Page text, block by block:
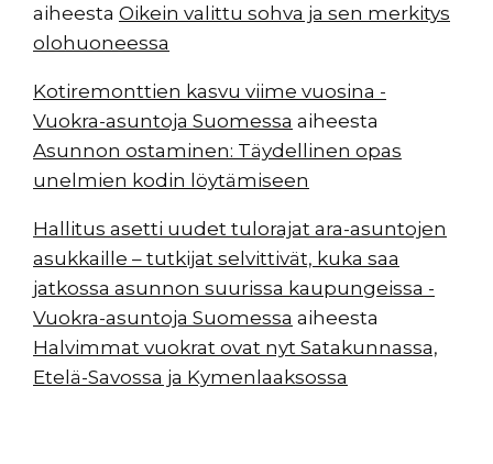
aiheesta Oikein valittu sohva ja sen merkitys
olohuoneessa
Kotiremonttien kasvu viime vuosina -
Vuokra-asuntoja Suomessa aiheesta
Asunnon ostaminen: Täydellinen opas
unelmien kodin löytämiseen
Hallitus asetti uudet tulorajat ara-asuntojen
asukkaille – tutkijat selvittivät, kuka saa
jatkossa asunnon suurissa kaupungeissa -
Vuokra-asuntoja Suomessa aiheesta
Halvimmat vuokrat ovat nyt Satakunnassa,
Etelä-Savossa ja Kymenlaaksossa